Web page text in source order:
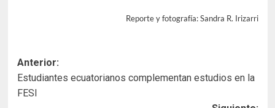
Reporte y fotografía: Sandra R. Irizarri
Navegación
de
Anterior:
Estudiantes ecuatorianos complementan estudios en la
FESI